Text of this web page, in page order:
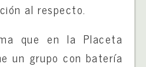
al respecto.
que en la Placeta
un grupo con batería